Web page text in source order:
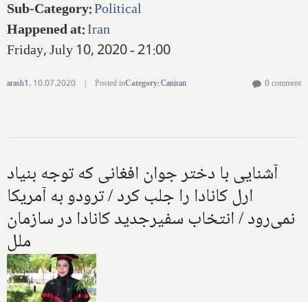
Sub-Category:Political
Happened at:Iran
Friday, July 10, 2020 - 21:00
arash1, 10.07.2020 | Posted inCategory:Caniran 0 comment
آشنایی با دختر جوان افغانی که توجه بنیاد
ارل کانادا را جلب کرد / ترودو به آمریکا
نمی‌رود / انتخاب سفیرجدید کانادا در سازمان
ملل